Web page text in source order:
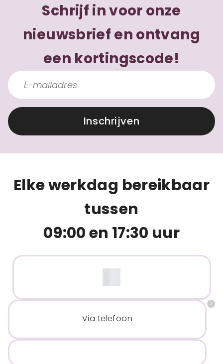
Schrijf in voor onze
nieuwsbrief en ontvang
een kortingscode!
Inschrijven
Elke werkdag bereikbaar
tussen
09:00 en 17:30 uur
Via telefoon